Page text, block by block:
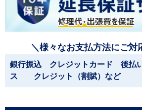
＼様々なお支払方法にご対
銀行振込 クレジットカード 後払
ス クレジット（割賦）など